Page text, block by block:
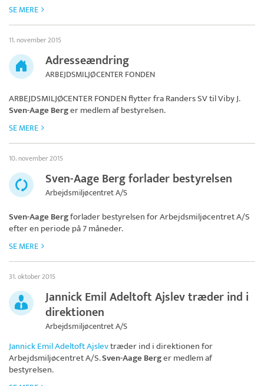
SE MERE
11. november 2015
Adresseændring
ARBEJDSMILJØCENTER FONDEN
ARBEJDSMILJØCENTER FONDENflytter fra Randers SV til Viby J.
Sven-Aage Berger medlem af bestyrelsen.
SE MERE
10. november 2015
Sven-Aage Berg forlader bestyrelsen
Arbejdsmiljøcentret A/S
Sven-Aage Bergforlader bestyrelsen forArbejdsmiljøcentret A/S
efter en periode på 7 måneder.
SE MERE
31. oktober 2015
Jannick Emil Adeltoft Ajslev træder ind i
direktionen
Arbejdsmiljøcentret A/S
Jannick Emil Adeltoft Ajslevtræder ind i direktionen for
Arbejdsmiljøcentret A/S.Sven-Aage Berger medlem af
bestyrelsen.